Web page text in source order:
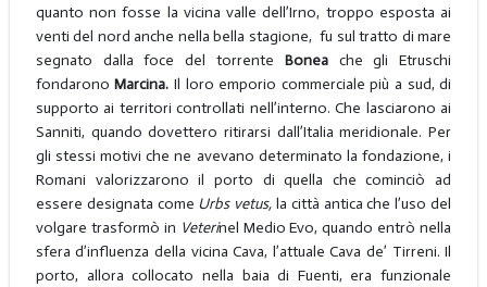
quanto non fosse la vicina valle dell’Irno, troppo esposta ai
venti del nord anche nella bella stagione, fu sul tratto di mare
segnato dalla foce del torrente Boneache gli Etruschi
fondaronoMarcina.Il loro emporio commerciale più a sud, di
supporto ai territori controllati nell’interno. Che lasciarono ai
Sanniti, quando dovettero ritirarsi dall’Italia meridionale. Per
gli stessi motivi che ne avevano determinato la fondazione, i
Romani valorizzarono il porto di quella che cominciò ad
essere designata come Urbs vetus, la città antica che l’uso del
volgare trasformò in Veterinel Medio Evo, quando entrò nella
sfera d’influenza della vicina Cava, l’attuale Cava de’ Tirreni. Il
porto, allora collocato nella baia di Fuenti, era funzionale